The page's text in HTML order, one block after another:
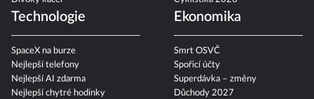
Technologie
SpaceX na burze
Nejlepší telefony
Nejlepší AI zdarma
Nejlepší chytré hodinky
Ekonomika
Smrt OSVČ
Spořicí účty
Superdávka – změny
Důchody 2027